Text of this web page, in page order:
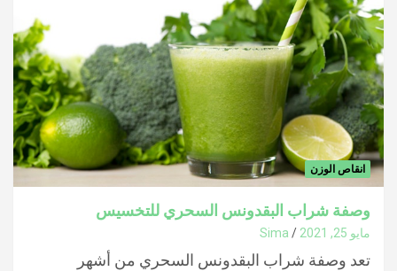
انقاص الوزن
وصفة شراب البقدونس السحري للتخسيس
مايو 25, 2021 Sima
تعد وصفة شراب البقدونس السحري من أشهر